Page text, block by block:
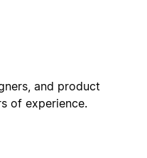
and product
of experience.